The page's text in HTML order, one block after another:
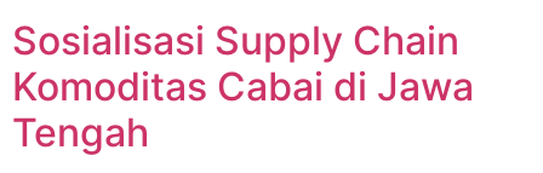
Sosialisasi Supply Chain
Komoditas Cabai di Jawa
Tengah